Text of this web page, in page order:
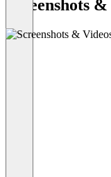
Screenshots